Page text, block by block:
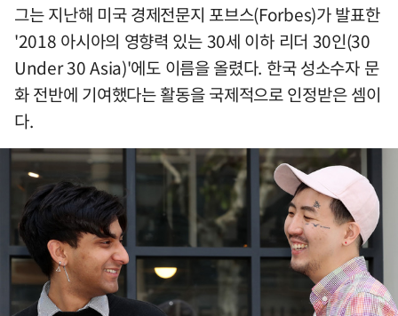
그는 지난해 미국 경제전문지 포브스(Forbes)가 발표한
'2018 아시아의 영향력 있는 30세 이하 리더 30인(30
Under 30 Asia)'에도 이름을 올렸다. 한국 성소수자 문
화 전반에 기여했다는 활동을 국제적으로 인정받은 셈이
다.